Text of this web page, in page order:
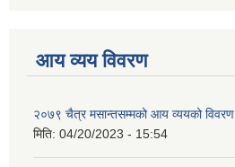
आय व्यय विवरण
२०७९ चैत्र मसान्तसम्मको आय व्ययको विवरण
मिति: 04/20/2023 - 15:54